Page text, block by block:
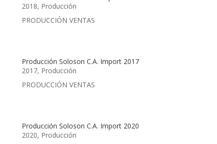
2018, Producción
PRODUCCIÓN VENTAS
Producción Soloson C.A. Import 2017
2017, Producción
PRODUCCIÓN VENTAS
Producción Soloson C.A. Import 2020
2020, Producción